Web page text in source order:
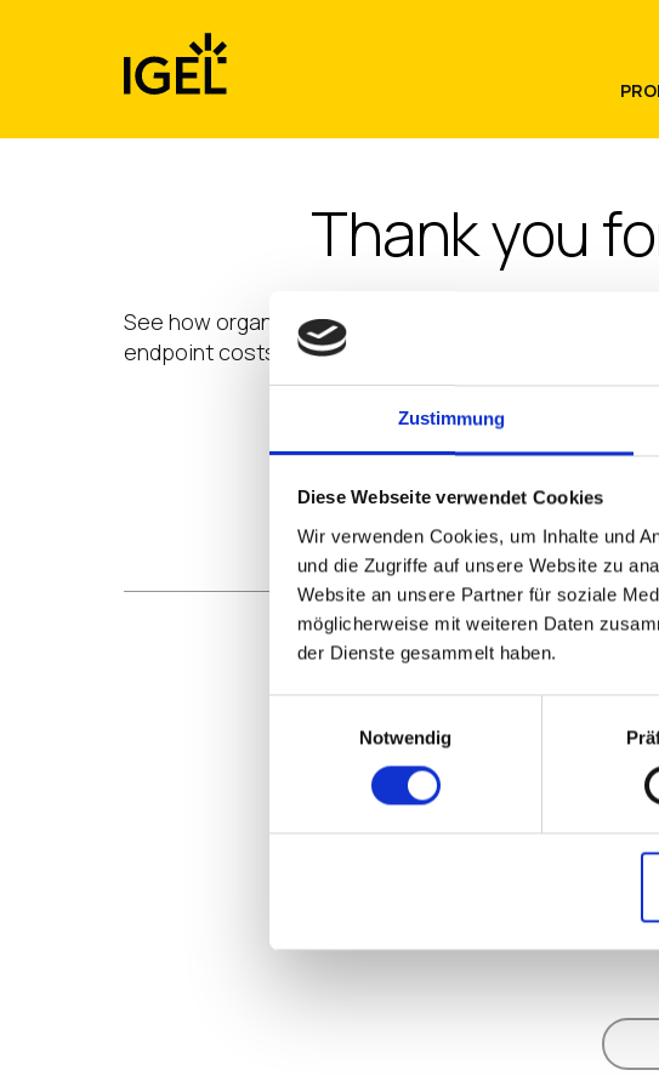
Zustimmung
Diese Webseite verwendet Cookies
Wir verwenden Cookies, um Inhalte und
und die Zugriffe auf unsere Website zu
Website an unsere Partner für soziale
möglicherweise mit weiteren Daten
der Dienste gesammelt haben.
Notwendig
Thank you
See how organizations like yours are achieving
endpoint costs, enhance security, and simplify IT
DOWNLOAD